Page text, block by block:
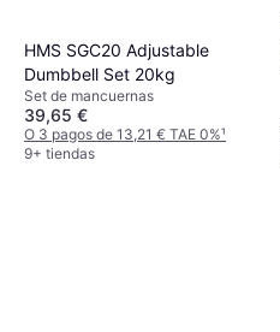
HMS SGC20 Adjustable
Dumbbell Set 20kg
Set de mancuernas
39,65 €
O 3 pagos de 13,21 € TAE 0%¹
9+ tiendas